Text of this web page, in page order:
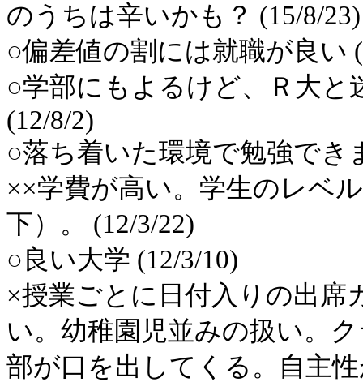
のうちは辛いかも？ (15/8/23)
○偏差値の割には就職が良い
○学部にもよるけど、Ｒ大
(12/8/2)
○落ち着いた環境で勉強でき
××学費が高い。学生のレベ
下）。 (12/3/22)
○良い大学 (12/3/10)
×授業ごとに日付入りの出席
い。幼稚園児並みの扱い。
部が口を出してくる。自主